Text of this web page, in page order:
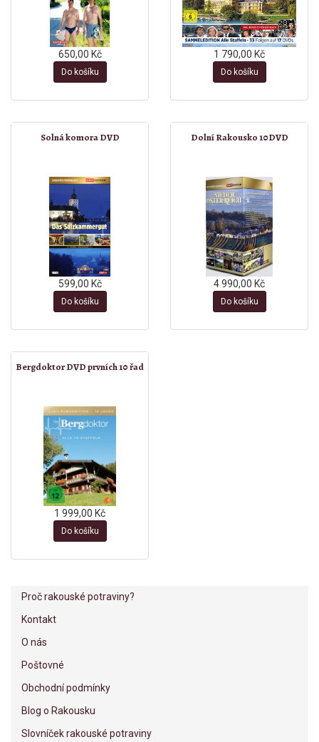
650,00 Kč
Do košíku
1 790,00 Kč
Do košíku
Solná komora DVD
599,00 Kč
Do košíku
Dolní Rakousko 10DVD
4 990,00 Kč
Do košíku
Bergdoktor DVD prvních 10 řad
1 999,00 Kč
Do košíku
Proč rakouské potraviny?
Kontakt
O nás
Poštovné
Obchodní podmínky
Blog o Rakousku
Slovníček rakouské potraviny